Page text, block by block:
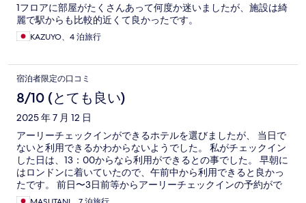
1フロアに部屋がたくさんあって何度か迷いましたが、施設は綺
麗で駅からも比較的近くて良かったです。
KAZUYO、4 泊旅行
宿泊者限定の口コミ
8/10 (とても良い)
2025 年 7 月 12 日
アーリーチェックインができるホテルを選びましたが、 当日で
ないと利用できるかわからないようでした。 私がチェックイン
した日は、13：00からなら利用ができるとの事でした。 早朝に
はロンドンに着いていたので、午前中から利用できると良かっ
たです。 前日〜3日前等からアーリーチェックインの予約がで
きるといいです。 荷物はチェックインまで預かってくれまし